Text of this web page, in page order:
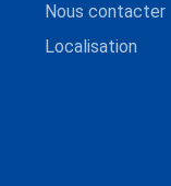
Nous contacter
Localisation